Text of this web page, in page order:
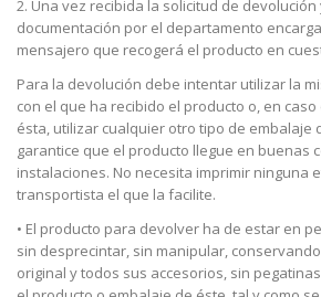
2. Una vez recibida la solicitud de
documentación por el departamento
mensajero que recogerá el producto en
Para la devolución debe intentar utilizar la
con el que ha recibido el producto o, en
ésta, utilizar cualquier otro tipo de embalaje
garantice que el producto llegue en buenas
instalaciones. No necesita imprimir ninguna
transportista el que la facilite.
• El producto para devolver ha de estar en
sin desprecintar, sin manipular,
original y todos sus accesorios, sin